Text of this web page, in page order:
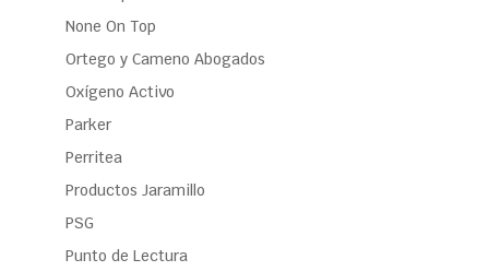
None On Top
Ortego y Cameno Abogados
Oxígeno Activo
Parker
Perritea
Productos Jaramillo
PSG
Punto de Lectura